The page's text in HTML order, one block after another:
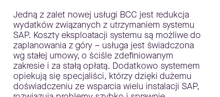
Jedną z zalet nowej usługi BCC jest redukcja
wydatków związanych z utrzymaniem systemu
SAP. Koszty eksploatacji systemu są możliwe do
zaplanowania z góry – usługa jest świadczona
wg stałej umowy, o ściśle zdefiniowanym
zakresie i za stałą opłatą. Dodatkowo systemem
opiekują się specjaliści, którzy dzięki dużemu
doświadczeniu ze wsparcia wielu instalacji SAP,